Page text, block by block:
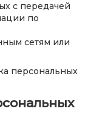
с передачей
по
сетям или
персональных